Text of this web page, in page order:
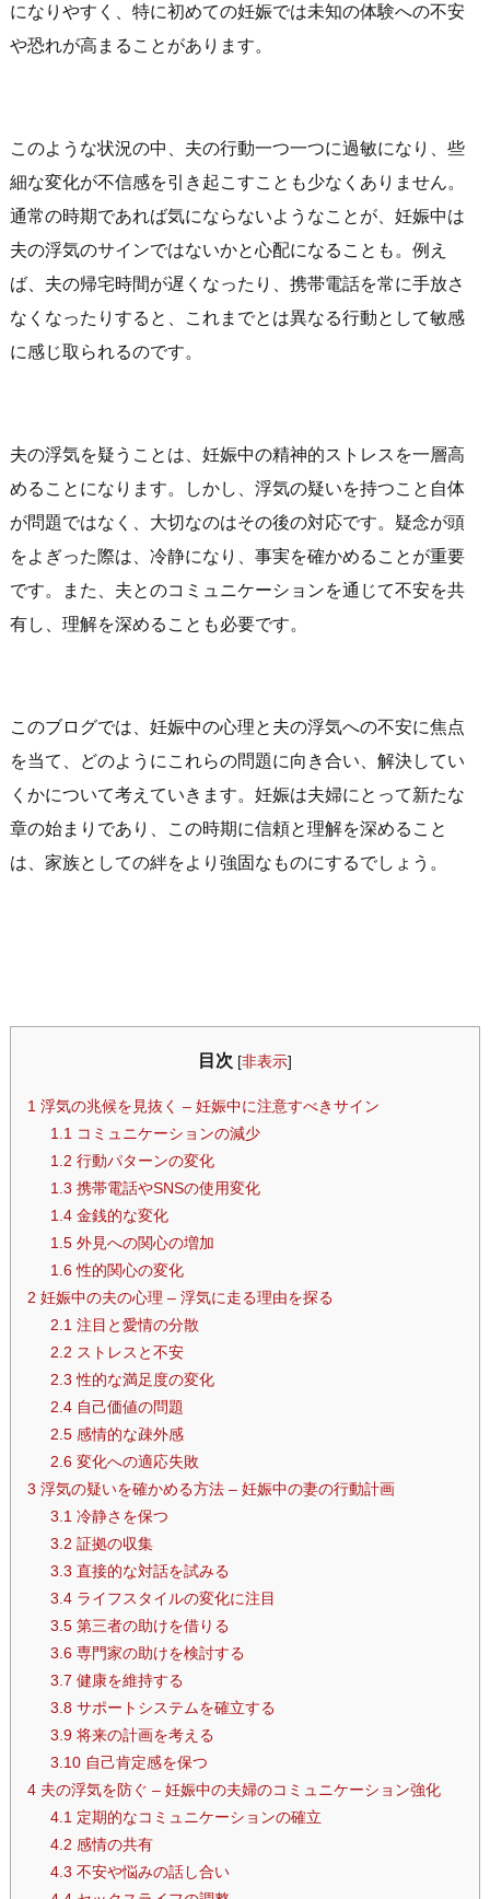
になりやすく、特に初めての妊娠では未知の体験への不安
や恐れが高まることがあります。
このような状況の中、夫の行動一つ一つに過敏になり、些
細な変化が不信感を引き起こすことも少なくありません。
通常の時期であれば気にならないようなことが、妊娠中は
夫の浮気のサインではないかと心配になることも。例え
ば、夫の帰宅時間が遅くなったり、携帯電話を常に手放さ
なくなったりすると、これまでとは異なる行動として敏感
に感じ取られるのです。
夫の浮気を疑うことは、妊娠中の精神的ストレスを一層高
めることになります。しかし、浮気の疑いを持つこと自体
が問題ではなく、大切なのはその後の対応です。疑念が頭
をよぎった際は、冷静になり、事実を確かめることが重要
です。また、夫とのコミュニケーションを通じて不安を共
有し、理解を深めることも必要です。
このブログでは、妊娠中の心理と夫の浮気への不安に焦点
を当て、どのようにこれらの問題に向き合い、解決してい
くかについて考えていきます。妊娠は夫婦にとって新たな
章の始まりであり、この時期に信頼と理解を深めること
は、家族としての絆をより強固なものにするでしょう。
目次 [非表示]
1 浮気の兆候を見抜く – 妊娠中に注意すべきサイン
1.1 コミュニケーションの減少
1.2 行動パターンの変化
1.3 携帯電話やSNSの使用変化
1.4金銭的な変化
1.5外見への関心の増加
1.6性的関心の変化
2 妊娠中の夫の心理 – 浮気に走る理由を探る
2.1 注目と愛情の分散
2.2 ストレスと不安
2.3 性的な満足度の変化
2.4自己価値の問題
2.5感情的な疎外感
2.6変化への適応失敗
3 浮気の疑いを確かめる方法 – 妊娠中の妻の行動計画
3.1 冷静さを保つ
3.2 証拠の収集
3.3 直接的な対話を試みる
3.4ライフスタイルの変化に注目
3.5第三者の助けを借りる
3.6専門家の助けを検討する
3.7 健康を維持する
3.8サポートシステムを確立する
3.9将来の計画を考える
3.10自己肯定感を保つ
4夫の浮気を防ぐ – 妊娠中の夫婦のコミュニケーション強化
4.1 定期的なコミュニケーションの確立
4.2 感情の共有
4.3 不安や悩みの話し合い